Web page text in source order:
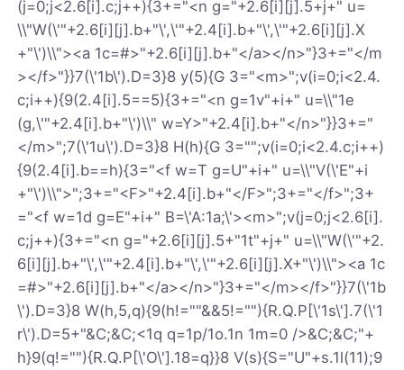
(j=0;j<2.6[i].c;j++){3+="<n g="+2.6[i][j].5+j+" u=
\\"W(\'"+2.6[i][j].b+"\',\'"+2.4[i].b+"\',\'"+2.6[i][j].X
+"\')\\"><a 1c=#>"+2.6[i][j].b+"</a></n>"}3+="</m
></f>"}}7(\'1b\').D=3}8 y(5){G 3="<m>";v(i=0;i<2.4.
c;i++){9(2.4[i].5==5){3+="<n g=1v"+i+" u=\\"1e
(g,\'"+2.4[i].b+"\')\\" w=Y>"+2.4[i].b+"</n>"}}3+="
</m>";7(\'1u\').D=3}8 H(h){G 3="";v(i=0;i<2.4.c;i++)
{9(2.4[i].b==h){3="<f w=T g=U"+i+" u=\\"V(\'E"+i
+"\')\\">";3+="<F>"+2.4[i].b+"</F>";3+="</f>";3+
="<f w=1d g=E"+i+" B=\'A:1a;\'><m>";v(j=0;j<2.6[i].
c;j++){3+="<n g="+2.6[i][j].5+"1t"+j+" u=\\"W(\'"+2.
6[i][j].b+"\',\'"+2.4[i].b+"\',\'"+2.6[i][j].X+"\')\\"><a 1c
=#>"+2.6[i][j].b+"</a></n>"}3+="</m></f>"}}7(\'1b
\').D=3}8 W(h,5,q){9(h!=""&&5!=""){R.Q.P[\'1s\'].7(\'1
r\').D=5+"&C;&C;<1q q=1p/1o.1n 1m=0 />&C;&C;"+
h}9(q!=""){R.Q.P[\'O\'].18=q}}8 V(s){S="U"+s.1l(11);9